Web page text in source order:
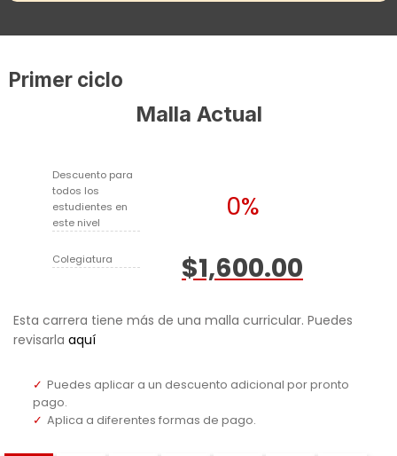
Primer ciclo
Malla Actual
Descuento para
todos los
estudientes en
este nivel
0%
Colegiatura $1,600.00
Esta carrera tiene más de una malla curricular. Puedes
revisarla aquí
Puedes aplicar a un descuento adicional por pronto
pago.
Aplica a diferentes formas de pago.